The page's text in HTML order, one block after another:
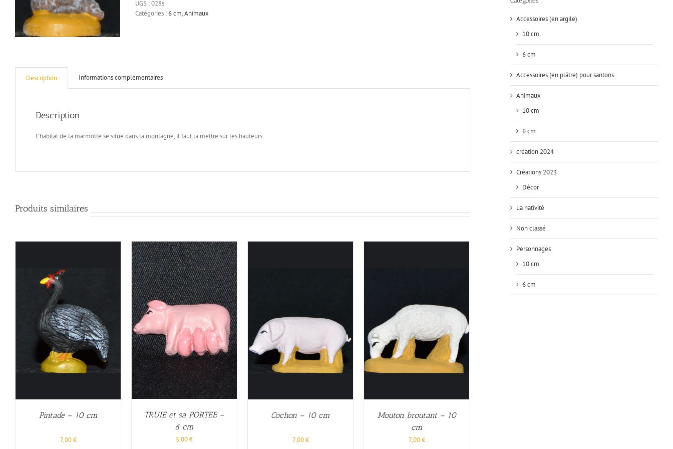
cm
UGS :028s
Catégories :6 cm,Animaux
Description Informations complémentaires
Description
L’habitat de la marmotte se situe dans la montagne, il faut la mettre sur les hauteurs
Produits similaires
Pintade – 10 cm
7,00€
TRUIE et sa PORTEE –
6 cm
5,00€
Cochon – 10 cm
7,00€
Mouton broutant – 10
cm
7,00€
Accessoires (en argile)
10 cm
6 cm
Accessoires (en plâtre) pour santons
Animaux
10 cm
6 cm
création 2024
Créations 2023
Décor
La nativité
Non classé
Personnages
10 cm
6 cm